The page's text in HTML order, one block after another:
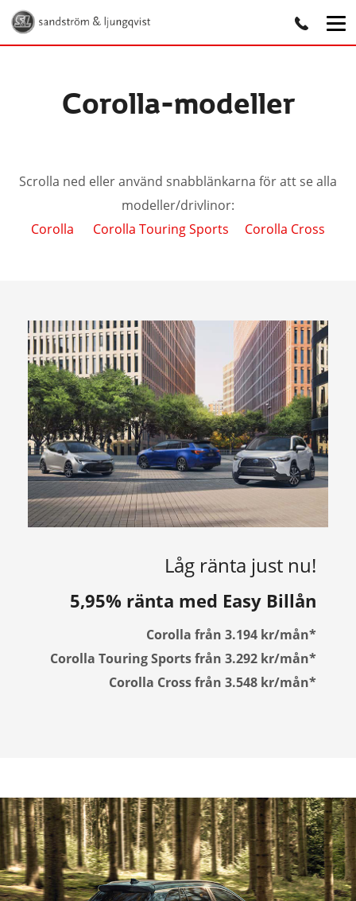
Corolla-modeller
Scrolla ned eller använd snabblänkarna för att se alla
modeller/drivlinor:
Corolla
Corolla Touring Sports Corolla Cross
Låg ränta just nu!
5,95% ränta med Easy Billån
Corolla från 3.194 kr/mån*
Corolla Touring Sports från 3.292 kr/mån*
Corolla Cross från 3.548 kr/mån*